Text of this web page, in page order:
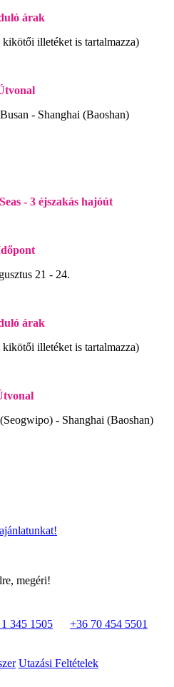
árak
illetéket is tartalmazza)
- Shanghai (Baoshan)
- 3 éjszakás hajóút
21 - 24.
árak
illetéket is tartalmazza)
- Shanghai (Baoshan)
megéri!
345 1505
+36 70 454 5501
Utazási Feltételek